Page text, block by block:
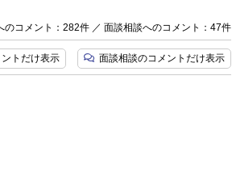
のコメント：282件 ／ 面談相談へのコメント：47件
ト だけ表示 面談相談のコメント だけ表示